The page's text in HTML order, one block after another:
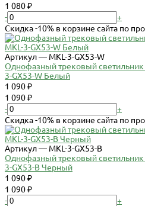
1 080 ₽
-
+
Скидка -10% в корзине сайта по
Артикул — MKL-3-GX53-W
Однофазный трековый светильник
3-GX53-W Белый
1 090 ₽
1 090 ₽
-
+
Скидка -10% в корзине сайта по
Артикул — MKL-3-GX53-B
Однофазный трековый светильник
3-GX53-B Черный
1 090 ₽
1 090 ₽
-
+